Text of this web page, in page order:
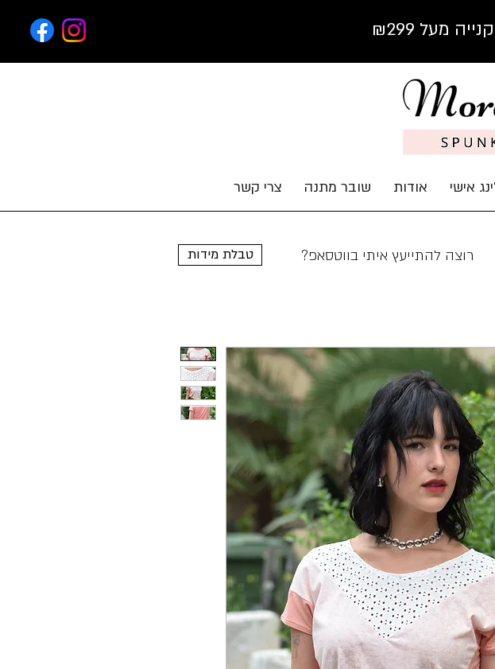
מעל ₪299
אישי אודות שובר מתנה צרי קשר
טבלת מידות רוצה להתייעץ איתי בווטסאפ?